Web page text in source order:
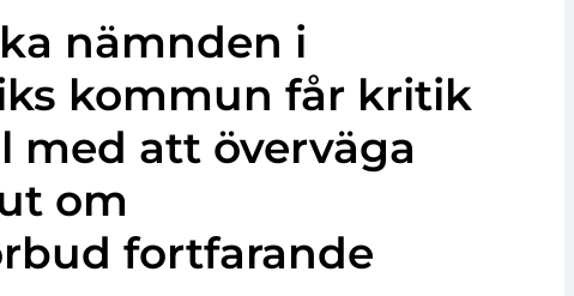
nämnden i
kommun får kritik
med att överväga
om
fortfarande